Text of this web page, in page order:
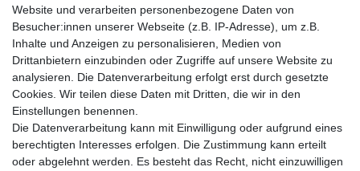
- Datum
(*) Unzutreffendes streichen.
Einkaufen
Zahlungsarten
Versandarten & -kosten
Warenkorb
Website und verarbeiten personenbezogene Daten von
Besucher:innen unserer Webseite (z.B. IP-Adresse), um z.B.
Inhalte und Anzeigen zu personalisieren, Medien von
Drittanbietern einzubinden oder Zugriffe auf unsere Website zu
analysieren. Die Datenverarbeitung erfolgt erst durch gesetzte
Cookies. Wir teilen diese Daten mit Dritten, die wir in den
Einstellungen benennen.
Die Datenverarbeitung kann mit Einwilligung oder aufgrund eines
berechtigten Interesses erfolgen. Die Zustimmung kann erteilt
oder abgelehnt werden. Es besteht das Recht, nicht einzuwilligen